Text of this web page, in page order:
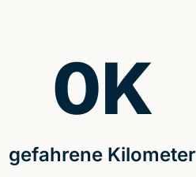
gefahrene Kilometer
0K